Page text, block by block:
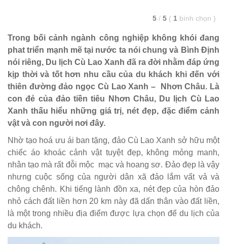
5 / 5 ( 1 bình chọn )
Trong bối cảnh ngành công nghiệp không khói đang
phat triển mạnh mẽ tại nước ta nói chung và Bình Định
nói riêng, Du lịch Cù Lao Xanh đã ra đời nhằm đáp ứng
kịp thời và tốt hơn nhu cầu của du khách khi đến với
thiên đường đảo ngọc Cù Lao Xanh – Nhơn Châu. Là
con đẻ của đảo tiền tiêu Nhơn Châu, Du lịch Cù Lao
Xanh thấu hiểu những giá trị, nét đẹp, đặc điểm cảnh
vật và con người nơi đây.
Nhờ tạo hoá ưu ái ban tặng, đảo Cù Lao Xanh sở hữu một
chiếc áo khoác cảnh vật tuyệt đẹp, không mỏng manh,
nhân tạo mà rất đỗi mộc mạc và hoang sơ. Đảo đẹp là vậy
nhưng cuộc sống của người dân xã đảo lắm vất vả và
chông chênh. Khi tiếng lành đồn xa, nét đẹp của hòn đảo
nhỏ cách đất liền hơn 20 km này đã dấn thân vào đất liền,
là một trong nhiều địa điểm được lựa chọn để du lịch của
du khách.